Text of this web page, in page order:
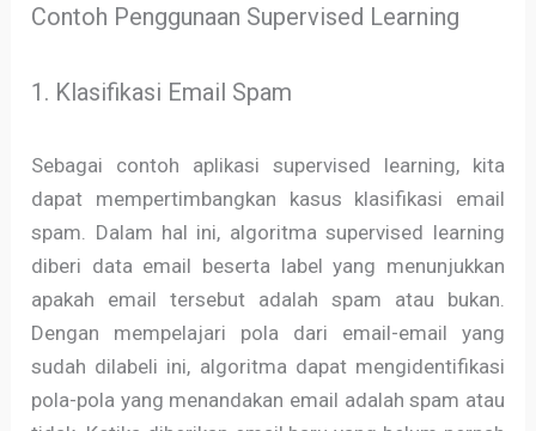
Contoh Penggunaan Supervised Learning
1. Klasifikasi Email Spam
Sebagai contoh aplikasi supervised learning, kita
dapat mempertimbangkan kasus klasifikasi email
spam. Dalam hal ini, algoritma supervised learning
diberi data email beserta label yang menunjukkan
apakah email tersebut adalah spam atau bukan.
Dengan mempelajari pola dari email-email yang
sudah dilabeli ini, algoritma dapat mengidentifikasi
pola-pola yang menandakan email adalah spam atau